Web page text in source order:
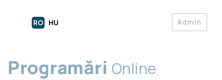
RO HU Admin
Programări Online